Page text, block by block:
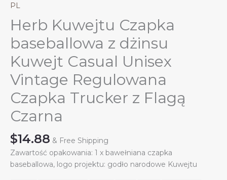
PL
Herb Kuwejtu Czapka
baseballowa z dżinsu
Kuwejt Casual Unisex
Vintage Regulowana
Czapka Trucker z Flagą
Czarna
$14.88 & Free Shipping
Zawartość opakowania: 1 x bawełniana czapka
baseballowa, logo projektu: godło narodowe Kuwejtu